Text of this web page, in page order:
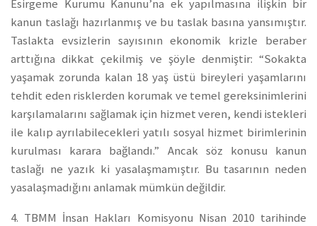
Esirgeme Kurumu Kanunu’na ek yapılmasına ilişkin bir
kanun taslağı hazırlanmış ve bu taslak basına yansımıştır.
Taslakta evsizlerin sayısının ekonomik krizle beraber
arttığına dikkat çekilmiş ve şöyle denmiştir: “Sokakta
yaşamak zorunda kalan 18 yaş üstü bireyleri yaşamlarını
tehdit eden risklerden korumak ve temel gereksinimlerini
karşılamalarını sağlamak için hizmet veren, kendi istekleri
ile kalıp ayrılabilecekleri yatılı sosyal hizmet birimlerinin
kurulması karara bağlandı.” Ancak söz konusu kanun
taslağı ne yazık ki yasalaşmamıştır. Bu tasarının neden
yasalaşmadığını anlamak mümkün değildir.
4. TBMM İnsan Hakları Komisyonu Nisan 2010 tarihinde